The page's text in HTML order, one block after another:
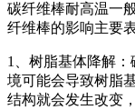
碳纤维棒耐高温一
纤维棒的影响主要
1、树脂基体降解
境可能会导致树脂
结构就会发生改变